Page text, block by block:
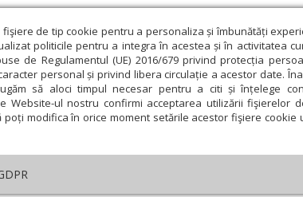
fişiere de tip cookie pentru a personaliza și îmbunătăți
politicile pentru a integra în acestea și în activitatea
de Regulamentul (UE) 2016/679 privind protecția
personal și privind libera circulație a acestor date.
să aloci timpul necesar pentru a citi și înțelege
Website-ul nostru confirmi acceptarea utilizării fişierelor
poți modifica în orice moment setările acestor fişiere
An omagial Comunicate de presă
și spiritualitate Educaţie și Cultură
› Pe urmele pașilor lui Eminescu în București